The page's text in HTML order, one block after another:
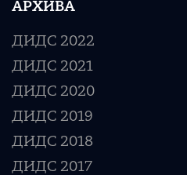
АРХИВА
ДИДС 2022
ДИДС 2021
ДИДС 2020
ДИДС 2019
ДИДС 2018
ДИДС 2017